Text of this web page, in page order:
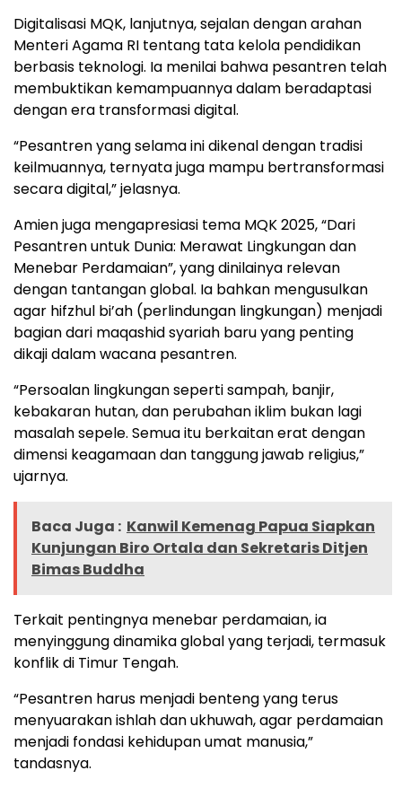
Digitalisasi MQK, lanjutnya, sejalan dengan arahan
Menteri Agama RI tentang tata kelola pendidikan
berbasis teknologi. Ia menilai bahwa pesantren telah
membuktikan kemampuannya dalam beradaptasi
dengan era transformasi digital.
“Pesantren yang selama ini dikenal dengan tradisi
keilmuannya, ternyata juga mampu bertransformasi
secara digital,” jelasnya.
Amien juga mengapresiasi tema MQK 2025, “Dari
Pesantren untuk Dunia: Merawat Lingkungan dan
Menebar Perdamaian”, yang dinilainya relevan
dengan tantangan global. Ia bahkan mengusulkan
agar hifzhul bi’ah (perlindungan lingkungan) menjadi
bagian dari maqashid syariah baru yang penting
dikaji dalam wacana pesantren.
“Persoalan lingkungan seperti sampah, banjir,
kebakaran hutan, dan perubahan iklim bukan lagi
masalah sepele. Semua itu berkaitan erat dengan
dimensi keagamaan dan tanggung jawab religius,”
ujarnya.
Baca Juga : Kanwil Kemenag Papua Siapkan
Kunjungan Biro Ortala dan Sekretaris Ditjen
Bimas Buddha
Terkait pentingnya menebar perdamaian, ia
menyinggung dinamika global yang terjadi, termasuk
konflik di Timur Tengah.
“Pesantren harus menjadi benteng yang terus
menyuarakan ishlah dan ukhuwah, agar perdamaian
menjadi fondasi kehidupan umat manusia,”
tandasnya.